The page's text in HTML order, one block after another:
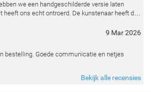
we een handgeschilderde versie laten
heeft ons echt ontroerd. De kunstenaar heeft de
9 Mar 2026
bestelling. Goede communicatie en netjes
Bekijk alle recensies